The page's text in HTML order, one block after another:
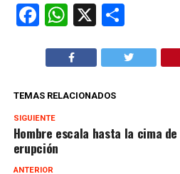
Facebook
WhatsApp
X
TEMAS RELACIONADOS
SIGUIENTE
Hombre escala hasta la cima
erupción
ANTERIOR